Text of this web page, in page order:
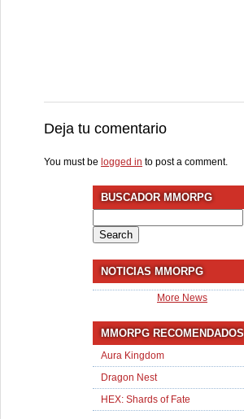
Deja tu comentario
You must be logged in to post a comment.
BUSCADOR MMORPG
for:
NOTICIAS MMORPG
More News
MMORPG RECOMENDADOS
Aura Kingdom
Dragon Nest
HEX: Shards of Fate